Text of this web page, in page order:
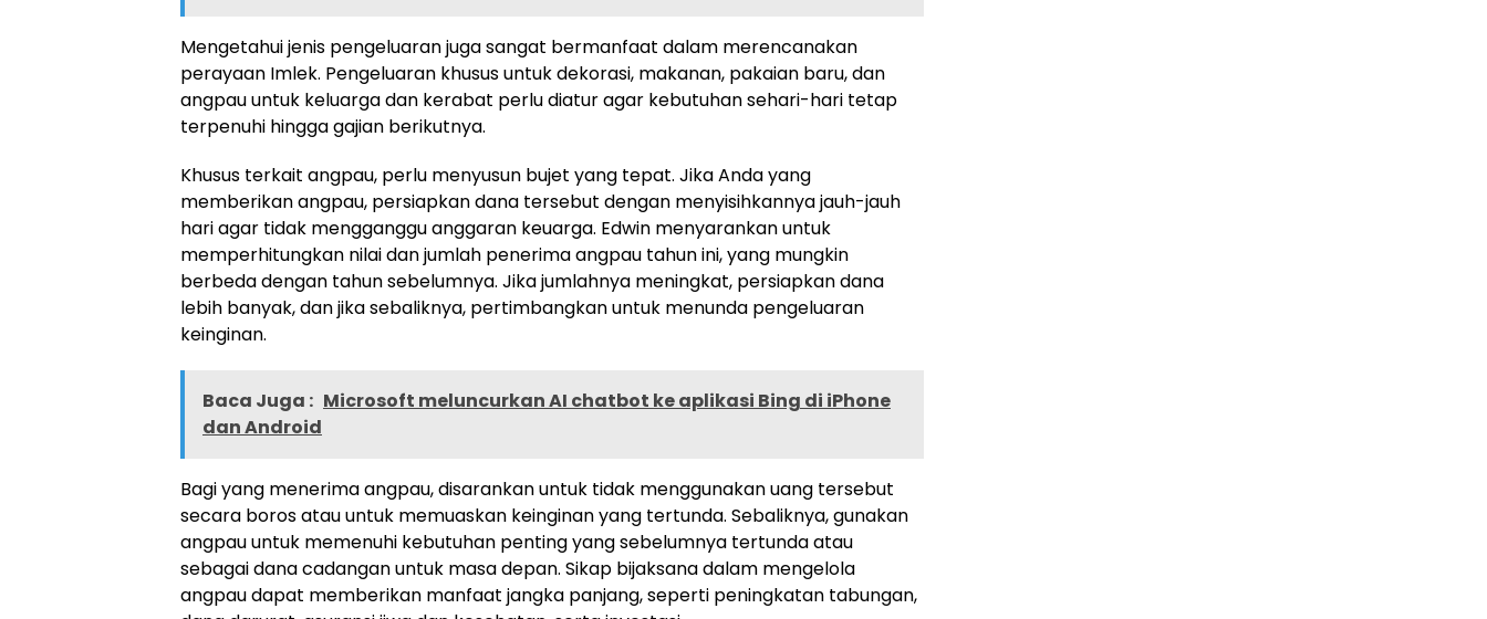
Mengetahui jenis pengeluaran juga sangat bermanfaat dalam merencanakan
perayaan Imlek. Pengeluaran khusus untuk dekorasi, makanan, pakaian baru, dan
angpau untuk keluarga dan kerabat perlu diatur agar kebutuhan sehari-hari tetap
terpenuhi hingga gajian berikutnya.
Khusus terkait angpau, perlu menyusun bujet yang tepat. Jika Anda yang
memberikan angpau, persiapkan dana tersebut dengan menyisihkannya jauh-jauh
hari agar tidak mengganggu anggaran keuarga. Edwin menyarankan untuk
memperhitungkan nilai dan jumlah penerima angpau tahun ini, yang mungkin
berbeda dengan tahun sebelumnya. Jika jumlahnya meningkat, persiapkan dana
lebih banyak, dan jika sebaliknya, pertimbangkan untuk menunda pengeluaran
keinginan.
Baca Juga : Microsoft meluncurkan AI chatbot ke aplikasi Bing di iPhone
dan Android
Bagi yang menerima angpau, disarankan untuk tidak menggunakan uang tersebut
secara boros atau untuk memuaskan keinginan yang tertunda. Sebaliknya, gunakan
angpau untuk memenuhi kebutuhan penting yang sebelumnya tertunda atau
sebagai dana cadangan untuk masa depan. Sikap bijaksana dalam mengelola
angpau dapat memberikan manfaat jangka panjang, seperti peningkatan tabungan,